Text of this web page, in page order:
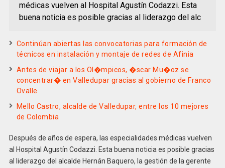
médicas vuelven al Hospital Agustín Codazzi. Esta
buena noticia es posible gracias al liderazgo del alc
Continúan abiertas las convocatorias para formación de
técnicos en instalación y montaje de redes de Afinia
Antes de viajar a los Ol�mpicos, �scar Mu�oz se
concentrar� en Valledupar gracias al gobierno de Franco
Ovalle
Mello Castro, alcalde de Valledupar, entre los 10 mejores
de Colombia
Después de años de espera, las especialidades médicas vuelven
al Hospital Agustín Codazzi. Esta buena noticia es posible gracias
al liderazgo del alcalde Hernán Baquero, la gestión de la gerente